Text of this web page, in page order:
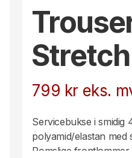
Stretch
799 kr eks.
Servicebukse i smidig
polyamid/elastan med
Romslige